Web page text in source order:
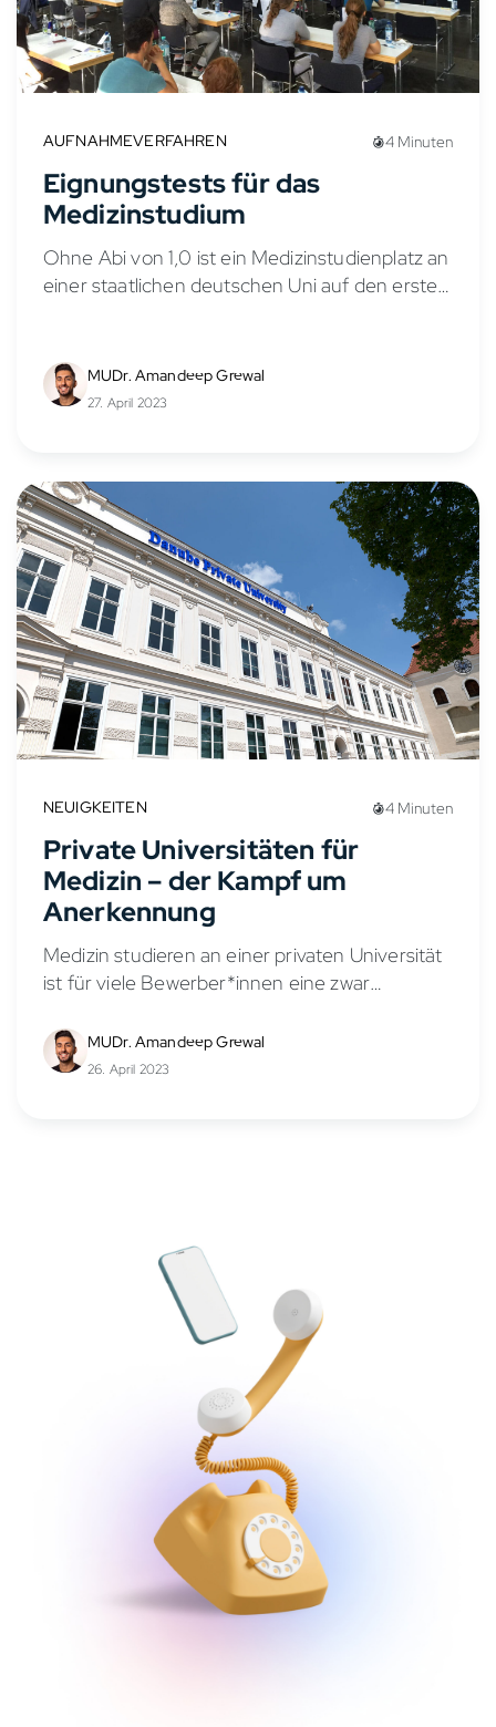
AUFNAHMEVERFAHREN 4 Minuten
Eignungstests für das
Medizinstudium
Ohne Abi von 1,0 ist ein Medizinstudienplatz an
einer staatlichen deutschen Uni auf den ersten
verbunden. Neben...
MUDr. Amandeep Grewal
27. April 2023
NEUIGKEITEN 4 Minuten
Private Universitäten für
Medizin – der Kampf um
Anerkennung
Medizin studieren an einer privaten Universität
ist für viele Bewerber*innen eine zwar
Alternative zum harten Auswahlverfahren der
staatlichen Unis im deutschsprachigen Raum.
MUDr. Amandeep Grewal
26. April 2023